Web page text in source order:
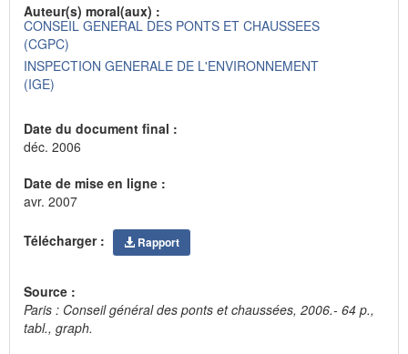
Auteur(s) moral(aux) :
CONSEIL GENERAL DES PONTS ET CHAUSSEES
(CGPC)
INSPECTION GENERALE DE L'ENVIRONNEMENT
(IGE)
Date du document final :
déc. 2006
Date de mise en ligne :
avr. 2007
Télécharger : Rapport
Source :
Paris : Conseil général des ponts et chaussées, 2006.- 64 p.,
tabl., graph.